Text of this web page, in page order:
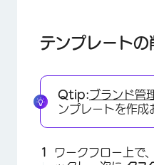
テンプレートの
Qtip:ブランド管
ンプレートを作成
ワークフロー上で